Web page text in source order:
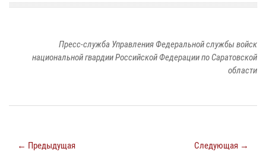
Пресс-служба Управления Федеральной службы войск
национальной гвардии Российской Федерации по Саратовской
области
← Предыдущая Следующая →